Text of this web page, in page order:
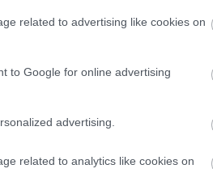
related to advertising like cookies on
to Google for online advertising
advertising.
related to analytics like cookies on
οργάνων. Η
των ψηφιακών
στη δημιουργία
προς τη διοίκηση.
και των
συλλογικών οργάνων